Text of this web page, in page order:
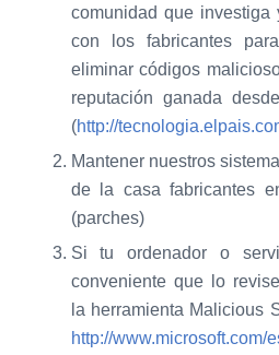
comunidad que
con los fabricantes
eliminar códigos
reputación ganada
(http://
Mantener nuestros
de la casa fabricantes
(parches)
Si tu ordenador o
conveniente que lo
la herramienta Malicious
http://www.microsoft.com/